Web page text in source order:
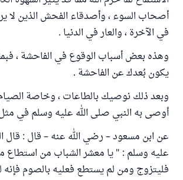
أصحاب السوء ، وأصدقاء الفحش الذين لا
في الآخرة ، والعار في الدنيا .
وهذه بعض أسباب الوقوع في الفاحشة ،
يكون بُعدك عن الفاحشة .
وبعد ذلك نوصيك بالطاعات ، وخاصة
أوصى به النبي صلى الله عليه وسلم في
عن ابن مسعود – رضي الله عنه – قال : قال
عليه وسلم : " يا معشر الشباب من استطاع
فليتزوج ومن لم يستطع فعليه بالصوم فإنه